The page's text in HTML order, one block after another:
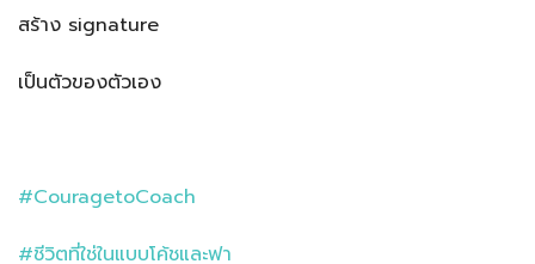
สร้าง signature
เป็นตัวของตัวเอง
#CouragetoCoach
#ชีวิตที่ใช่ในแบบโค้ชและฟา